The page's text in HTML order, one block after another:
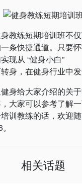
练短期培训班不仅
条快捷通道。只要
现从 “健身小白”
身，在健身行业中发
给大家介绍的关于
大家可以参考了解
训教练的话，欢迎
相关话题